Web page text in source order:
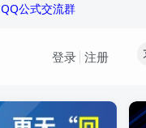
QQ公式交流群
登录 注册